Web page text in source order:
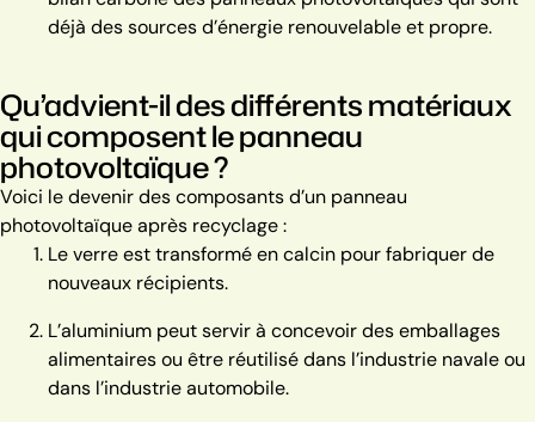
déjà des sources d’énergie renouvelable et propre.
Qu’advient-il des différents matériaux
qui composent le panneau
photovoltaïque ?
Voici le devenir des composants d’un panneau
photovoltaïque après recyclage :
Le verre est transformé en calcin pour fabriquer de
nouveaux récipients.
L’aluminium peut servir à concevoir des emballages
alimentaires ou être réutilisé dans l’industrie navale ou
dans l’industrie automobile.